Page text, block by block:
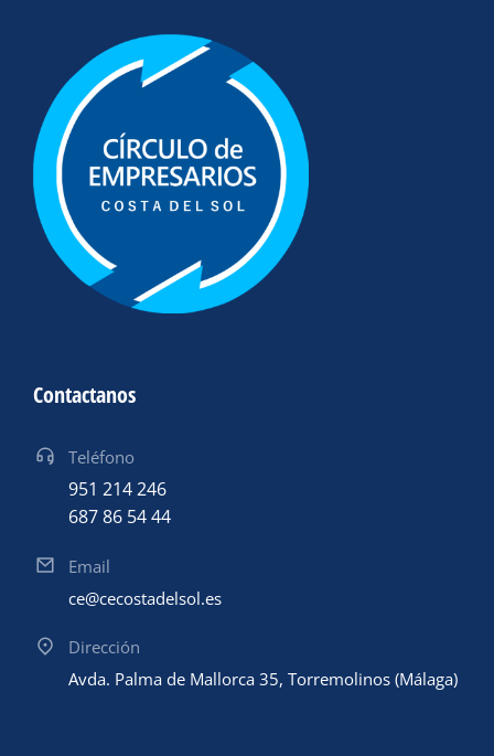
Contactanos
Teléfono
951 214 246
687 86 54 44
Email
ce@cecostadelsol.es
Dirección
Avda. Palma de Mallorca 35, Torremolinos (Málaga)